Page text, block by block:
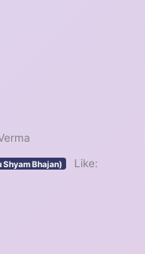
Shyam Bhajan)
Like: